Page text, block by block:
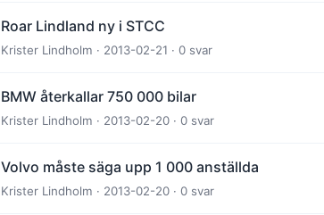
Roar Lindland ny i STCC
Krister Lindholm · 2013-02-21 · 0 svar
BMW återkallar 750 000 bilar
Krister Lindholm · 2013-02-20 · 0 svar
Volvo måste säga upp 1 000 anställda
Krister Lindholm · 2013-02-20 · 0 svar